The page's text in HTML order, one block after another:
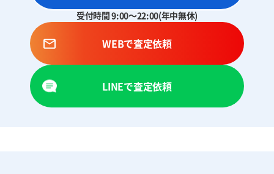
受付時間 9:00～22:00(年中無休)
WEBで査定依頼
LINEで査定依頼